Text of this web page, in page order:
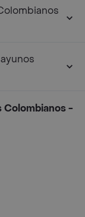
Colombianos -